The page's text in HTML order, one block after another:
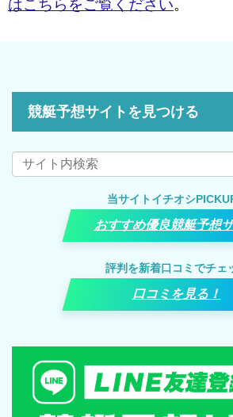
はこちらをご覧ください。
競艇予想サイトを見つける
当サイトイチオシ
おすすめ優良競艇予想
評判を新着口コミでチェ
口コミを見る！